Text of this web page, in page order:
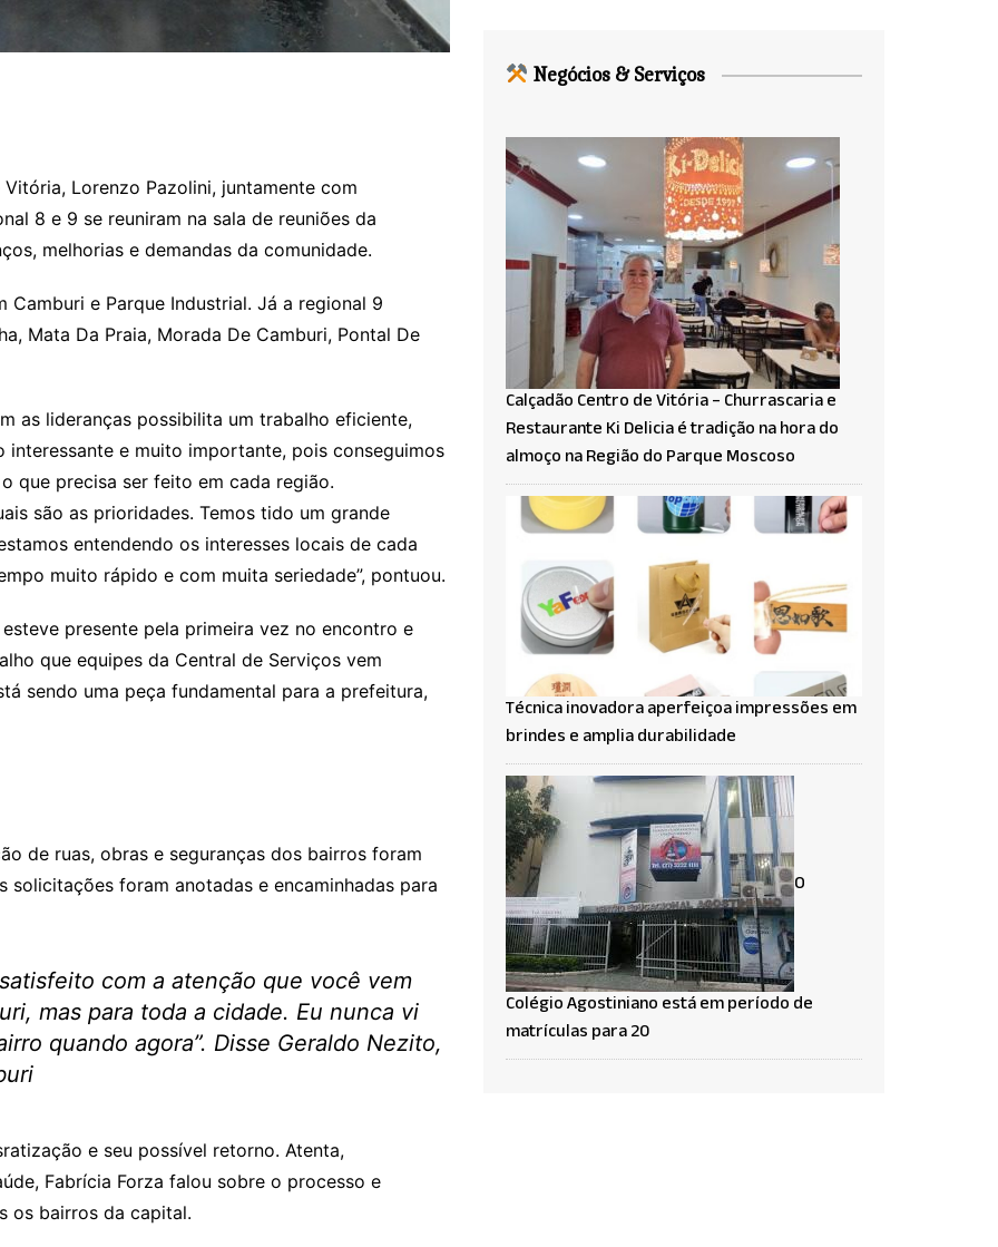
Lorenzo Pazolini, juntamente com
8 e 9 se reuniram na sala de reuniões da
melhorias e demandas da comunidade.
e Parque Industrial. Já a regional 9
Mata Da Praia, Morada De Camburi, Pontal De
as lideranças possibilita um trabalho eficiente,
interessante e muito importante, pois conseguimos
que precisa ser feito em cada região.
são as prioridades. Temos tido um grande
entendendo os interesses locais de cada
muito rápido e com muita seriedade”, pontuou.
presente pela primeira vez no encontro e
que equipes da Central de Serviços vem
sendo uma peça fundamental para a prefeitura,
de ruas, obras e seguranças dos bairros foram
solicitações foram anotadas e encaminhadas para
com a atenção que você vem
mas para toda a cidade. Eu nunca vi
quando agora”. Disse Geraldo Nezito,
e seu possível retorno. Atenta,
Fabrícia Forza falou sobre o processo e
os bairros da capital.
Negócios & Serviços
Calçadão Centro de Vitória – Churrascaria e
Restaurante Ki Delicia é tradição na hora do
almoço na Região do Parque Moscoso
Técnica inovadora aperfeiçoa impressões em
brindes e amplia durabilidade
O
Colégio Agostiniano está em período de
matrículas para 20